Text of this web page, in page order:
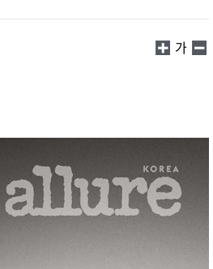
가